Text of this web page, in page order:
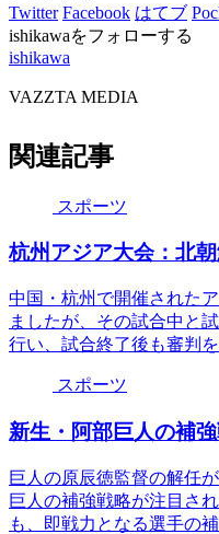
Twitter Facebook はてブ
ishikawaをフォローする
ishikawa
VAZZTA MEDIA
関連記事
スポーツ
杭州アジア大会：北
中国・杭州で開催された
ましたが、その試合中と
行い、試合終了後も審判
スポーツ
新生・阿部巨人の補
巨人の原辰徳監督の解任
巨人の補強戦略が注目さ
も、即戦力となる選手の